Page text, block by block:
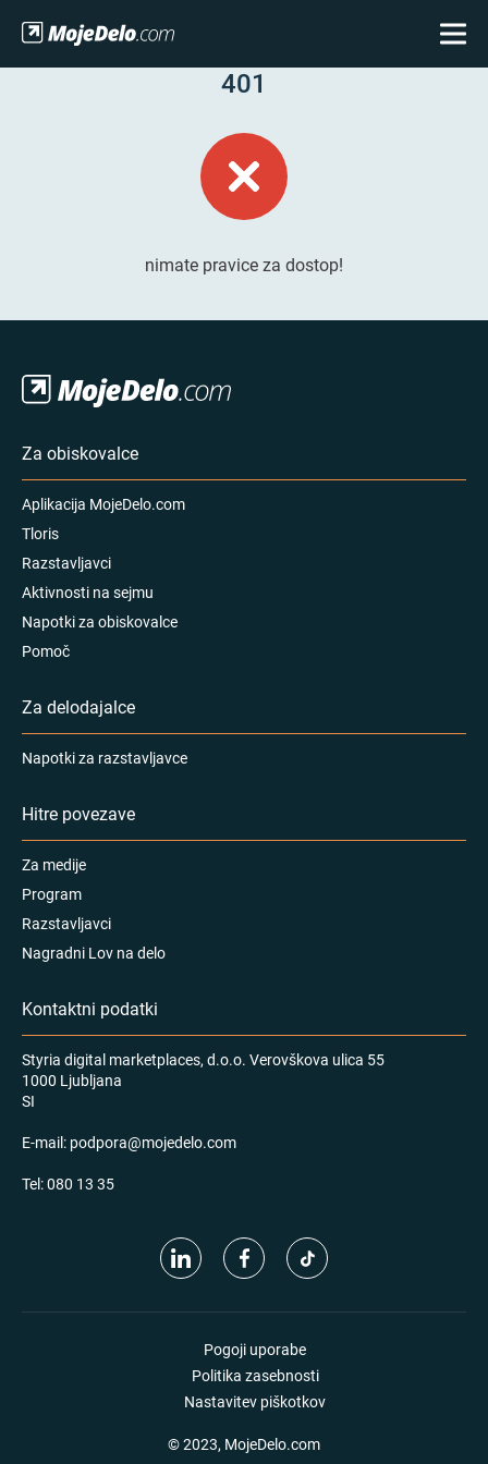
401
nimate pravice za dostop!
Za obiskovalce
Aplikacija MojeDelo.com
Tloris
Razstavljavci
Aktivnosti na sejmu
Napotki za obiskovalce
Pomoč
Za delodajalce
Napotki za razstavljavce
Hitre povezave
Za medije
Program
Razstavljavci
Nagradni Lov na delo
Kontaktni podatki
Styria digital marketplaces, d.o.o. Verovškova ulica 55
1000 Ljubljana
SI
E-mail: podpora@mojedelo.com
Tel:080 13 35
Pogoji uporabe
Politika zasebnosti
Nastavitev piškotkov
© 2023, MojeDelo.com